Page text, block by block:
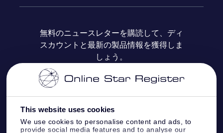
This website uses cookies
We use cookies to personalise content and ads, to
provide social media features and to analyse our
レビュー
OSR ギフトカード
法人ギフト
カスタマイズされたStar Page
One Million Stars
OSR Starsaver
お支払いに関する情報
配送に関する情報
返品ポリシ
無料のニュースレターを購読して、ディ
スカウントと最新の製品情報を獲得しま
しょう。